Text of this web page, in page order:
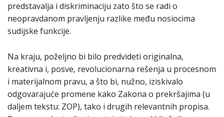
predstavalja i diskriminaciju zato što se radi o
neopravdanom pravljenju razlike među nosiocima
sudijske funkcije.
Na kraju, poželjno bi bilo predvideti originalna,
kreativna i, posve, revolucionarna rešenja u procesnom
i materijalnom pravu, a što bi, nužno, iziskivalo
odgovarajuće promene kako Zakona o prekršajima (u
daljem tekstu: ZOP), tako i drugih relevantnih propisa.